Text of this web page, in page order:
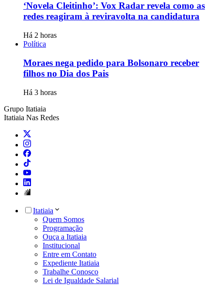
‘Novela Cleitinho’: Vox Radar revela como as
redes reagiram à reviravolta na candidatura
Há 2 horas
Política
Moraes nega pedido para Bolsonaro receber
filhos no Dia dos Pais
Há 3 horas
Grupo Itatiaia
Itatiaia Nas Redes
Itatiaia
Quem Somos
Programação
Ouça a Itatiaia
Institucional
Entre em Contato
Expediente Itatiaia
Trabalhe Conosco
Lei de Igualdade Salarial